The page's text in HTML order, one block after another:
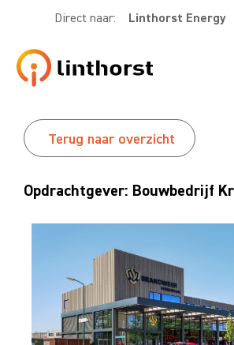
Direct naar: Linthorst Energy
Terug naar overzicht
Opdrachtgever: Bouwbedrijf